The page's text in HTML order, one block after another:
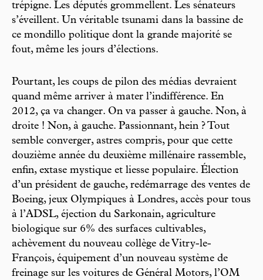
trépigne. Les députés grommellent. Les sénateurs
s’éveillent. Un véritable tsunami dans la bassine de
ce mondillo politique dont la grande majorité se
fout, même les jours d’élections.
Pourtant, les coups de pilon des médias devraient
quand même arriver à mater l’indifférence. En
2012, ça va changer. On va passer à gauche. Non, à
droite ! Non, à gauche. Passionnant, hein ? Tout
semble converger, astres compris, pour que cette
douzième année du deuxième millénaire rassemble,
enfin, extase mystique et liesse populaire. Élection
d’un président de gauche, redémarrage des ventes de
Boeing, jeux Olympiques à Londres, accès pour tous
à l’ADSL, éjection du Sarkonain, agriculture
biologique sur 6% des surfaces cultivables,
achèvement du nouveau collège de Vitry-le-
François, équipement d’un nouveau système de
freinage sur les voitures de Général Motors, l’OM